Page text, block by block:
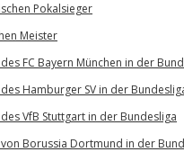
Pokalsieger
Meister
FC Bayern München in der
Hamburger SV in der
VfB Stuttgart in der Bundesliga
Borussia Dortmund in der